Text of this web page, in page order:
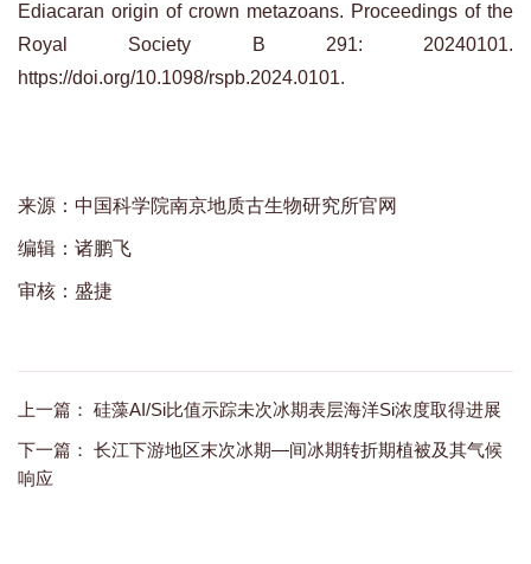
Ediacaran origin of crown metazoans. Proceedings of the
Royal Society B 291: 20240101.
https://doi.org/10.1098/rspb.2024.0101.
来源：中国科学院南京地质古生物研究所官网
编辑：诸鹏飞
审核：盛捷
上一篇： 硅藻AI/Si比值示踪未次冰期表层海洋Si浓度取得进展
下一篇： 长江下游地区末次冰期—间冰期转折期植被及其气候
响应